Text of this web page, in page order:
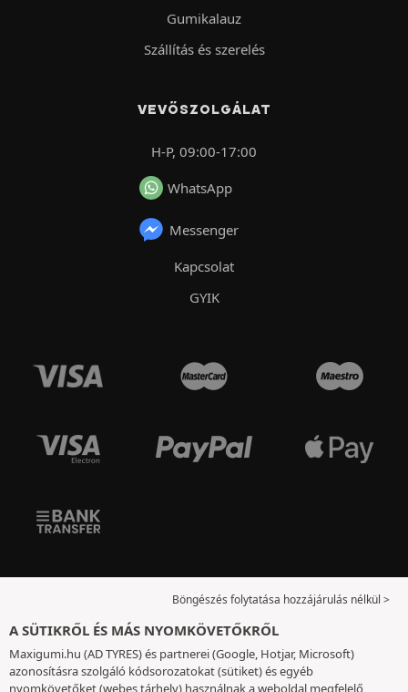
Gumikalauz
Szállítás és szerelés
VEVŐSZOLGÁLAT
H-P, 09:00-17:00
WhatsApp
Messenger
Kapcsolat
GYIK
Böngészés folytatása hozzájárulás nélkül >
A SÜTIKRŐL ÉS MÁS NYOMKÖVETŐKRŐL
Maxigumi.hu (AD TYRES) és partnerei (Google, Hotjar, Microsoft)
azonosításra szolgáló kódsorozatokat (sütiket) és egyéb
nyomkövetőket (webes tárhely) használnak a weboldal megfelelő